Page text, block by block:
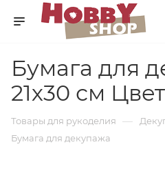
Бумага для
21х30 см
Товары для рукоделия —
Бумага для декупажа